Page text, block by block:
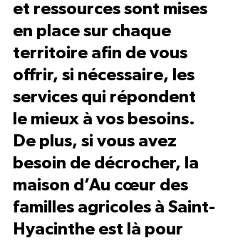
et ressources sont mises
en place sur chaque
territoire afin de vous
offrir, si nécessaire, les
services qui répondent
le mieux à vos besoins.
De plus, si vous avez
besoin de décrocher, la
maison d’Au cœur des
familles agricoles à Saint-
Hyacinthe est là pour